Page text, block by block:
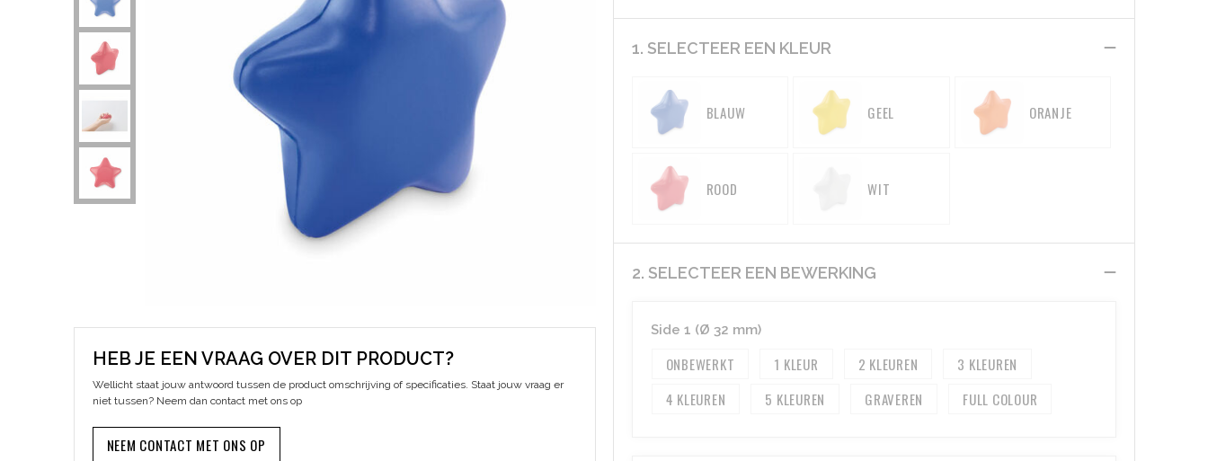
HEB JE EEN VRAAG OVER DIT PRODUCT?
Wellicht staat jouw antwoord tussen de product omschrijving of specificaties. Staat jouw vraag er
niet tussen? Neem dan contact met ons op
NEEM CONTACT MET ONS OP
1. SELECTEER EEN KLEUR
BLAUW GEEL ORANJE
ROOD WIT
2. SELECTEER EEN BEWERKING
Side 1 (Ø 32 mm)
ONBEWERKT 1 2
3
4
5 GRAVEREN FULL COLOUR